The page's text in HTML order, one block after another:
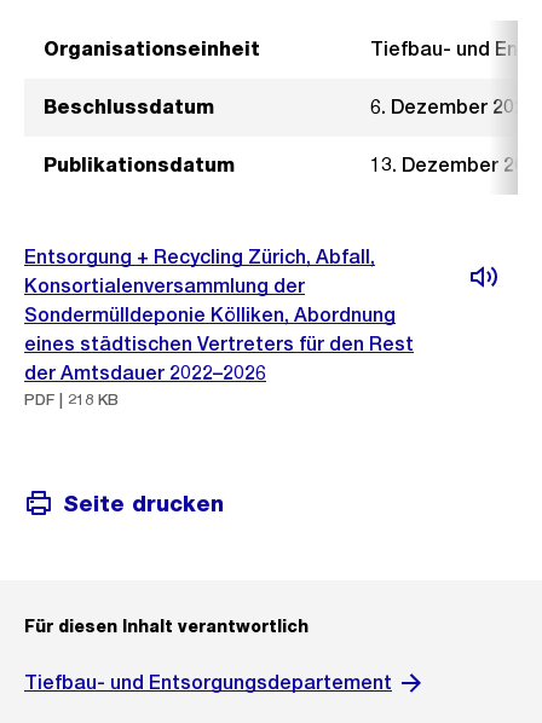
Organisationseinheit Tiefbau- und
Beschlussdatum 6. Dezember 2023
Publikationsdatum 13. Dezember
Entsorgung + Recycling Zürich, Abfall,
Konsortialenversammlung der
Sondermülldeponie Kölliken, Abordnung
eines städtischen Vertreters für den Rest
der Amtsdauer 2022–2026
PDF | 218 KB
Seite drucken
Für diesen Inhalt verantwortlich
Tiefbau- und Entsorgungsdepartement